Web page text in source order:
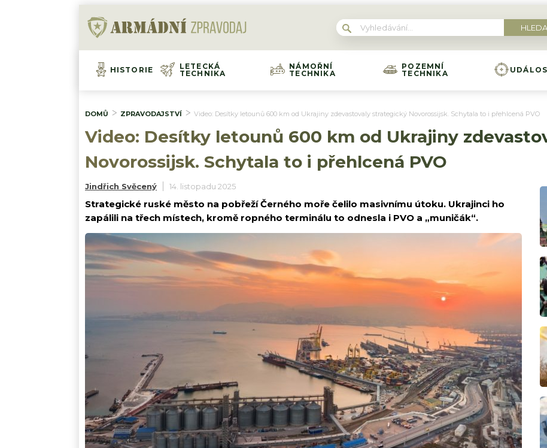
HISTORIE
LETECKÁ
TECHNIKA
NÁMOŘNÍ
TECHNIKA
POZEMNÍ
TECHNIKA
DOMŮ ZPRAVODAJSTVÍ Video: Desítky letounů 600 km od Ukrajiny zdevastovaly strategický Novorossijsk. Schytala to i přehlcená PVO
Video: Desítky letounů 600 km od Ukrajiny
Novorossijsk. Schytala to i přehlcená PVO
Jindřich Svěcený 14. listopadu 2025
Strategické ruské město na pobřeží Černého moře čelilo masivnímu útoku. Ukrajinci ho
zapálili na třech místech, kromě ropného terminálu to odnesla i PVO a „muničák“.